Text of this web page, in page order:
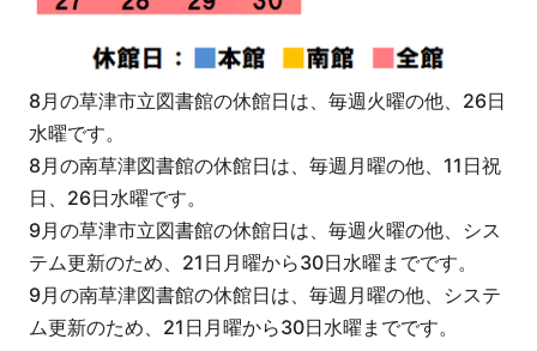
8月の草津市立図書館の休館日は、毎週火曜の他、26日
水曜です。
8月の南草津図書館の休館日は、毎週月曜の他、11日祝
日、26日水曜です。
9月の草津市立図書館の休館日は、毎週火曜の他、シス
テム更新のため、21日月曜から30日水曜までです。
9月の南草津図書館の休館日は、毎週月曜の他、システ
ム更新のため、21日月曜から30日水曜までです。